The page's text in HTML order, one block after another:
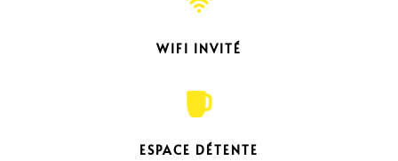
WIFI INVITÉ
ESPACE DÉTENTE